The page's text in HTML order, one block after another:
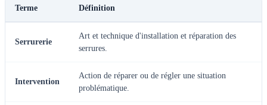
Terme Définition
Serrurerie
Art et technique d'installation et réparation des
serrures.
Intervention
Action de réparer ou de régler une situation
problématique.